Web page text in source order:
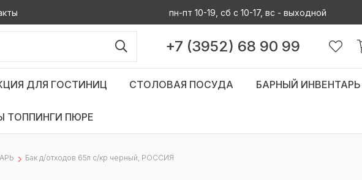
пн-пт 10-19, сб с 10-17, вс - выходной
+7 (3952) 68 90 99
ДЛЯ ГОСТИНИЦ СТОЛОВАЯ ПОСУДА БАРНЫЙ ИНВЕНТАРЬ
ТОППИНГИ ПЮРЕ
Бак д/отходов 65л с/кр черный, РОССИЯ